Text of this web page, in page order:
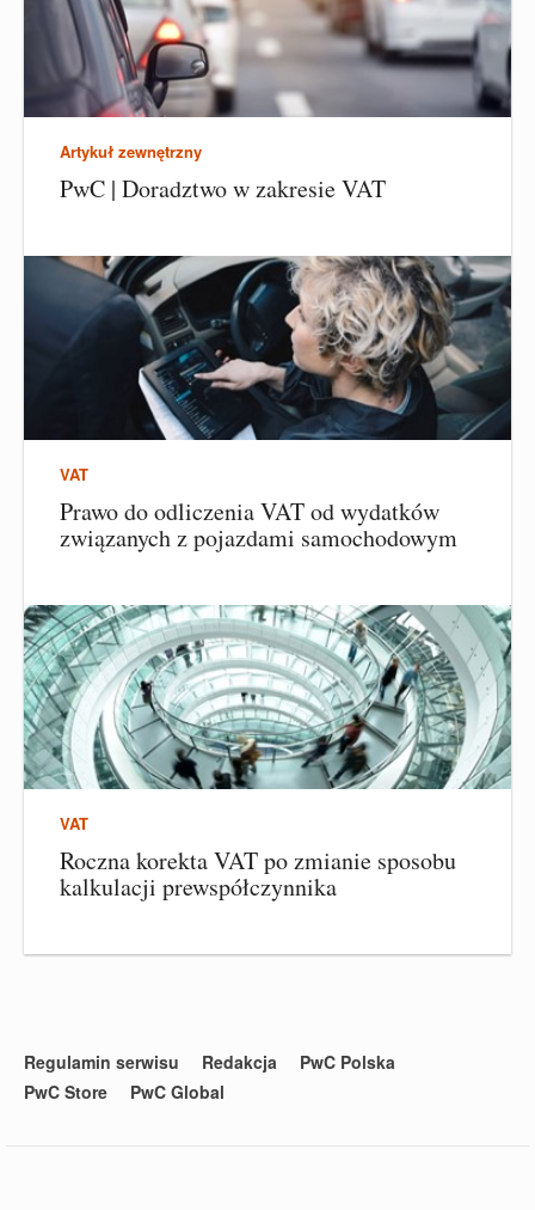
Artykuł zewnętrzny
PwC | Doradztwo w zakresie VAT
VAT
Prawo do odliczenia VAT od wydatków
związanych z pojazdami samochodowym
VAT
Roczna korekta VAT po zmianie sposobu
kalkulacji prewspółczynnika
Regulamin serwisu Redakcja
PwC Polska
PwC Store
PwC Global